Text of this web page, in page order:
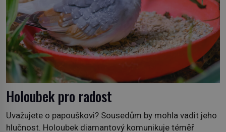
Holoubek pro radost
Uvažujete o papouškovi? Sousedům by mohla vadit jeho
hlučnost. Holoubek diamantový komunikuje téměř